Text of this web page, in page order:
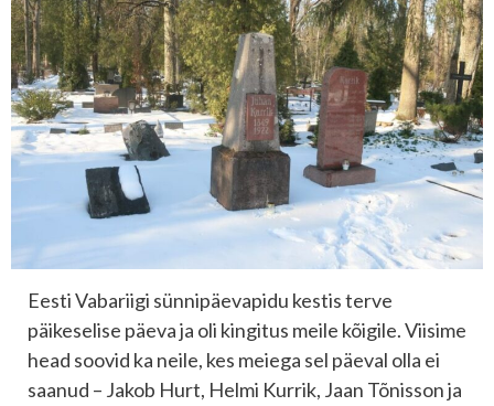
Eesti Vabariigi sünnipäevapidu kestis terve
päikeselise päeva ja oli kingitus meile kõigile. Viisime
head soovid ka neile, kes meiega sel päeval olla ei
saanud – Jakob Hurt, Helmi Kurrik, Jaan Tõnisson ja